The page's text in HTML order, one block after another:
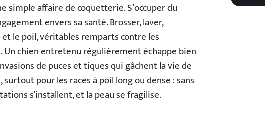
simple affaire de coquetterie. S’occuper du
envers sa santé. Brosser, laver,
le poil, véritables remparts contre les
chien entretenu régulièrement échappe bien
de puces et tiques qui gâchent la vie de
pour les races à poil long ou dense : sans
s’installent, et la peau se fragilise.